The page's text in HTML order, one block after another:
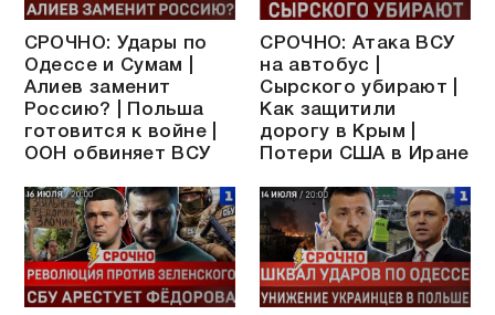
СРОЧНО: Удары по
Одессе и Сумам |
Алиев заменит
Россию? | Польша
готовится к войне |
ООН обвиняет ВСУ
СРОЧНО: Атака ВСУ
на автобус |
Сырского убирают |
Как защитили
дорогу в Крым |
Потери США в Иране